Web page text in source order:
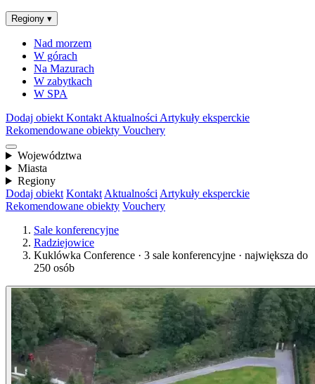
Regiony ▾
Nad morzem
W górach
Na Mazurach
W zabytkach
W SPA
Dodaj obiekt Kontakt Aktualności Artykuły eksperckie
Rekomendowane obiekty Vouchery
Województwa
Miasta
Regiony
Dodaj obiekt Kontakt Aktualności Artykuły eksperckie
Rekomendowane obiekty Vouchery
Sale konferencyjne
Radziejowice
Kuklówka Conference · 3 sale konferencyjne · największa do
250 osób